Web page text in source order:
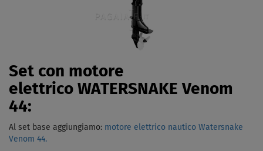
Set con motore
elettrico WATERSNAKE Venom
44:
Al set base aggiungiamo: motore elettrico nautico Watersnake
Venom 44.